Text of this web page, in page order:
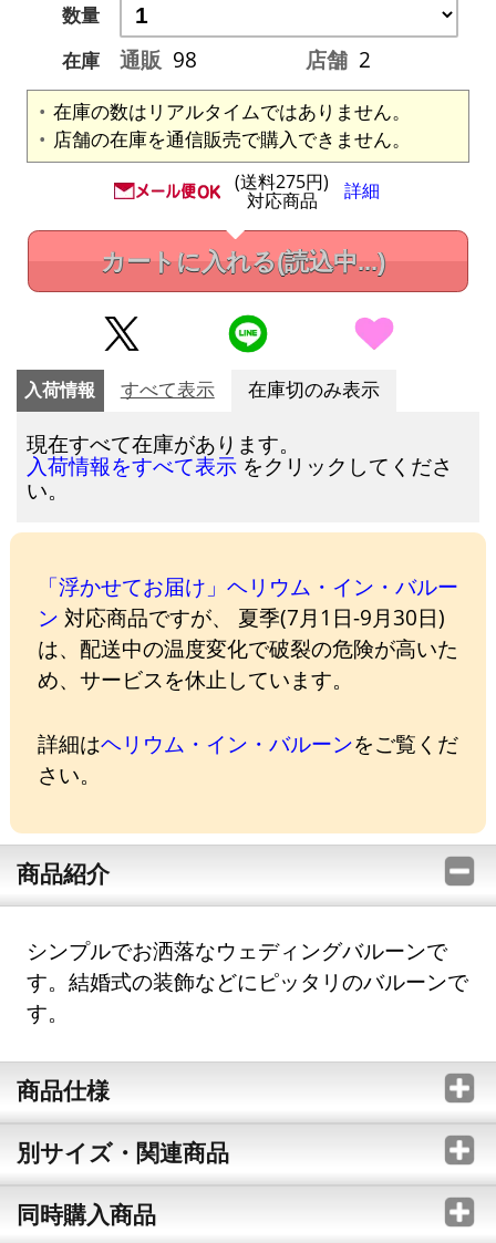
数量
在庫
通販 98 店舗 2
在庫の数はリアルタイムではありません。
店舗の在庫を通信販売で購入できません。
(送料275円)
対応商品 詳細
カートに入れる(読込中...)
入荷情報 すべて表示 在庫切のみ表示
現在すべて在庫があります。
入荷情報をすべて表示 をクリックしてくださ
い。
「浮かせてお届け」ヘリウム・イン・バルー
ン 対応商品ですが、 夏季(7月1日-9月30日)
は、配送中の温度変化で破裂の危険が高いた
め、サービスを休止しています。
詳細はヘリウム・イン・バルーンをご覧くだ
さい。
商品紹介
シンプルでお洒落なウェディングバルーンで
す。結婚式の装飾などにピッタリのバルーンで
す。
商品仕様
別サイズ・関連商品
同時購入商品